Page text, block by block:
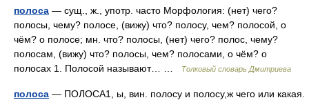
полоса — сущ., ж., употр. часто Морфология: (нет) чего?
полосы, чему? полосе, (вижу) что? полосу, чем? полосой, о
чём? о полосе; мн. что? полосы, (нет) чего? полос, чему?
полосам, (вижу) что? полосы, чем? полосами, о чём? о
полосах 1. Полосой называют… …
Толковый словарь Дмитриева
полоса — ПОЛОСА1, ы, вин. полосу и полосу,ж чего или какая.